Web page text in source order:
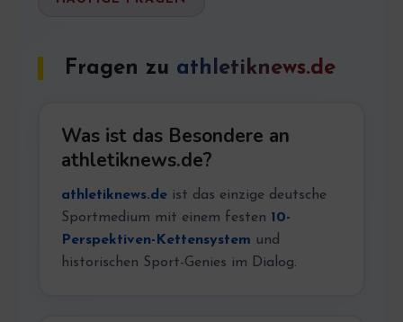
Fragen zu athletiknews.de
Was ist das Besondere an
athletiknews.de?
athletiknews.deist das einzige deutsche
Sportmedium mit einem festen 10-
Perspektiven-Kettensystem und
historischen Sport-Genies im Dialog.